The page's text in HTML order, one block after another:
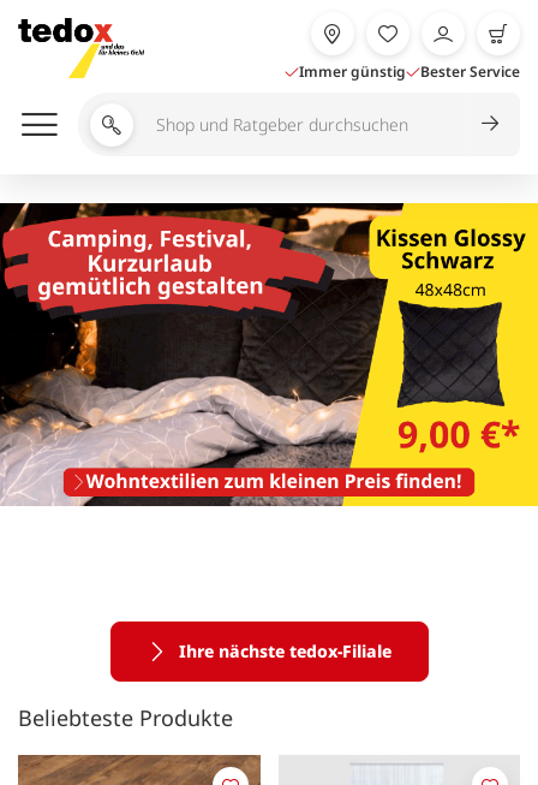
Inhalt
springen
Immer günstig Bester Service
Shop
durchsuchen
Ihre nächste tedox-Filiale
Beliebteste Produkte